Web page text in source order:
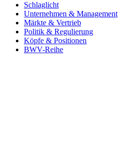
Schlaglicht
Unternehmen & Management
Märkte & Vertrieb
Politik & Regulierung
Köpfe & Positionen
BWV-Reihe